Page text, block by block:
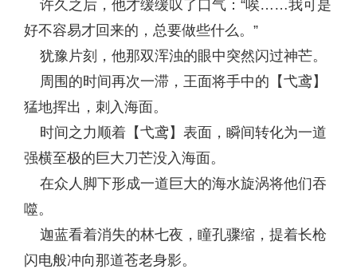
许久之后，他才缓缓叹了口气：“唉……我可是
好不容易才回来的，总要做些什么。”
犹豫片刻，他那双浑浊的眼中突然闪过神芒。
周围的时间再次一滞，王面将手中的【弋鸢】
猛地挥出，刺入海面。
时间之力顺着【弋鸢】表面，瞬间转化为一道
强横至极的巨大刀芒没入海面。
在众人脚下形成一道巨大的海水旋涡将他们吞
噬。
迦蓝看着消失的林七夜，瞳孔骤缩，提着长枪
闪电般冲向那道苍老身影。